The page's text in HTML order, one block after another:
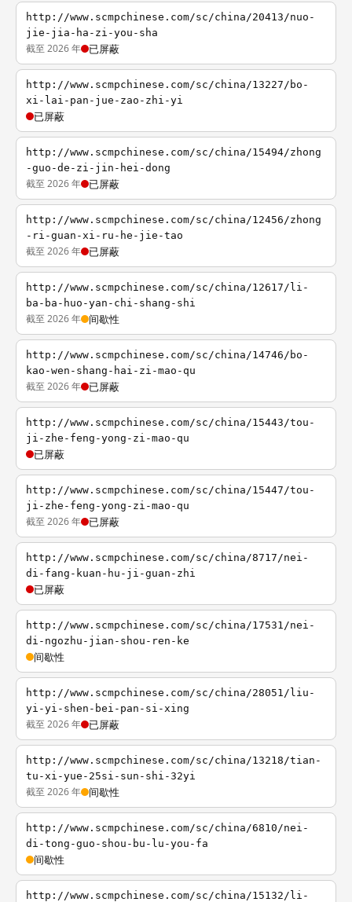
http://www.scmpchinese.com/sc/china/20413/nuo-
jie-jia-ha-zi-you-sha
截至 2026 年 已屏蔽
http://www.scmpchinese.com/sc/china/13227/bo-
xi-lai-pan-jue-zao-zhi-yi
已屏蔽
http://www.scmpchinese.com/sc/china/15494/zhong
-guo-de-zi-jin-hei-dong
截至 2026 年 已屏蔽
http://www.scmpchinese.com/sc/china/12456/zhong
-ri-guan-xi-ru-he-jie-tao
截至 2026 年 已屏蔽
http://www.scmpchinese.com/sc/china/12617/li-
ba-ba-huo-yan-chi-shang-shi
截至 2026 年 间歇性
http://www.scmpchinese.com/sc/china/14746/bo-
kao-wen-shang-hai-zi-mao-qu
截至 2026 年 已屏蔽
http://www.scmpchinese.com/sc/china/15443/tou-
ji-zhe-feng-yong-zi-mao-qu
已屏蔽
http://www.scmpchinese.com/sc/china/15447/tou-
ji-zhe-feng-yong-zi-mao-qu
截至 2026 年 已屏蔽
http://www.scmpchinese.com/sc/china/8717/nei-
di-fang-kuan-hu-ji-guan-zhi
已屏蔽
http://www.scmpchinese.com/sc/china/17531/nei-
di-ngozhu-jian-shou-ren-ke
间歇性
http://www.scmpchinese.com/sc/china/28051/liu-
yi-yi-shen-bei-pan-si-xing
截至 2026 年 已屏蔽
http://www.scmpchinese.com/sc/china/13218/tian-
tu-xi-yue-25si-sun-shi-32yi
截至 2026 年 间歇性
http://www.scmpchinese.com/sc/china/6810/nei-
di-tong-guo-shou-bu-lu-you-fa
间歇性
http://www.scmpchinese.com/sc/china/15132/li-